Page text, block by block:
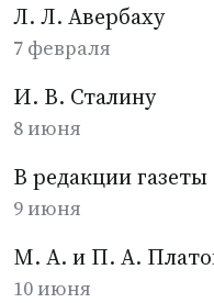
Л. Л. Авербаху
7 февраля
И. В. Сталину
8 июня
В редакции
9 июня
М. А. и П. А.
10 июня